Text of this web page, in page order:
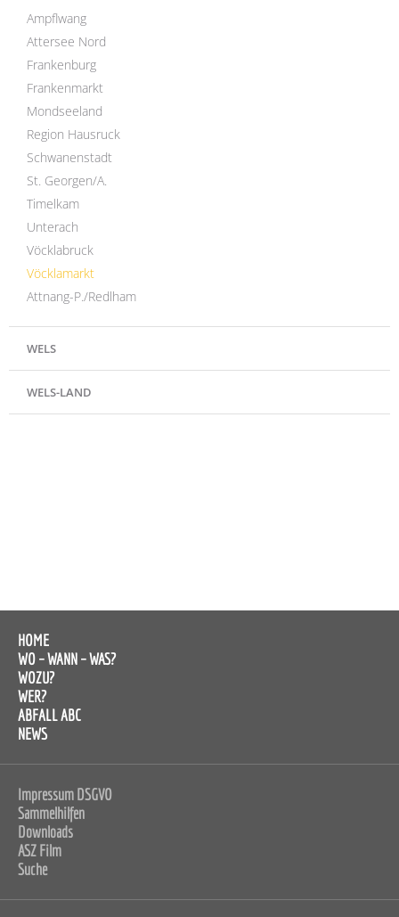
Ampflwang
Attersee Nord
Frankenburg
Frankenmarkt
Mondseeland
Region Hausruck
Schwanenstadt
St. Georgen/A.
Timelkam
Unterach
Vöcklabruck
Vöcklamarkt
Attnang-P./Redlham
WELS
WELS-LAND
HOME
WO – WANN – WAS?
WOZU?
WER?
ABFALL ABC
NEWS
Impressum DSGVO
Sammelhilfen
Downloads
ASZ Film
Suche